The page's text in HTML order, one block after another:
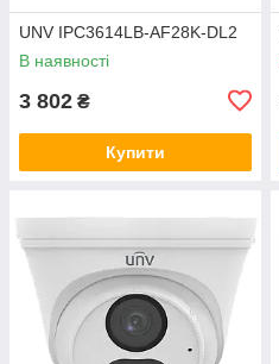
UNV IPC3614LB-AF28K-DL2
В наявності
3 802 ₴
Купити